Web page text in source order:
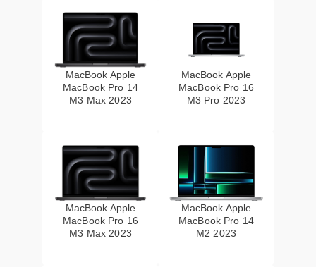
MacBook Apple
MacBook Pro 14
M3 Max 2023
MacBook Apple
MacBook Pro 16
M3 Pro 2023
MacBook Apple
MacBook Pro 16
M3 Max 2023
MacBook Apple
MacBook Pro 14
M2 2023